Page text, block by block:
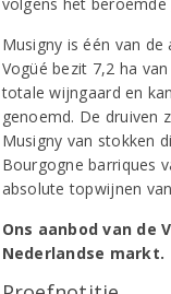
Musigny is één van
Vogüé bezit 7,2 ha
totale wijngaard en
genoemd. De druiven
Musigny van stokken
Bourgogne barriques
absolute topwijnen
Ons aanbod van de
Nederlandse markt.